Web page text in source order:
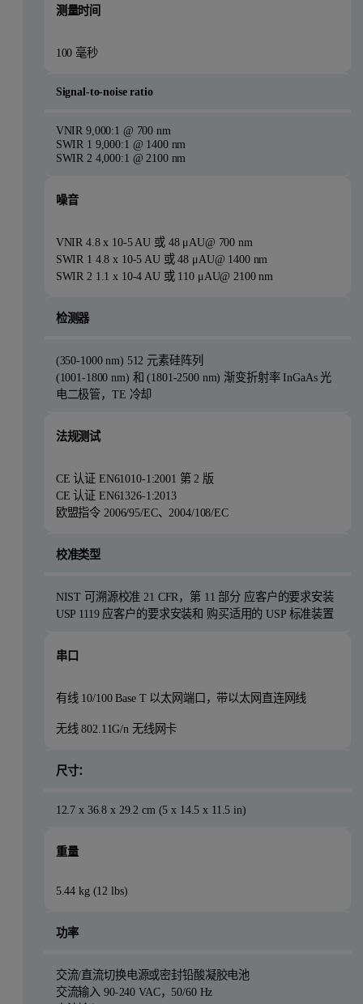
测量时间
100 毫秒
Signal-to-noise ratio
VNIR 9,000:1 @ 700 nm
SWIR 1 9,000:1 @ 1400 nm
SWIR 2 4,000:1 @ 2100 nm
噪音
VNIR 4.8 x 10-5 AU 或 48 μAU@ 700 nm
SWIR 1 4.8 x 10-5 AU 或 48 μAU@ 1400 nm
SWIR 2 1.1 x 10-4 AU 或 110 μAU@ 2100 nm
检测器
(350-1000 nm) 512 元素硅阵列
(1001-1800 nm) 和 (1801-2500 nm) 渐变折射率 InGaAs 光
电二极管，TE 冷却
法规测试
CE 认证 EN61010-1:2001 第 2 版
CE 认证 EN61326-1:2013
欧盟指令 2006/95/EC、2004/108/EC
校准类型
NIST 可溯源校准 21 CFR，第 11 部分 应客户的要求安装
USP 1119 应客户的要求安装和 购买适用的 USP 标准装置
串口
有线 10/100 Base T 以太网端口，带以太网直连网线
无线 802.11G/n 无线网卡
尺寸：
12.7 x 36.8 x 29.2 cm (5 x 14.5 x 11.5 in)
重量
5.44 kg (12 lbs)
功率
交流/直流切换电源或密封铅酸凝胶电池
交流输入 90-240 VAC，50/60 Hz